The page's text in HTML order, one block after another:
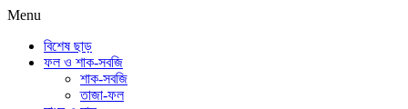
Menu
বিশেষ ছাড়
ফল ও শাক-সবজি
শাক-সবজি
তাজা-ফল